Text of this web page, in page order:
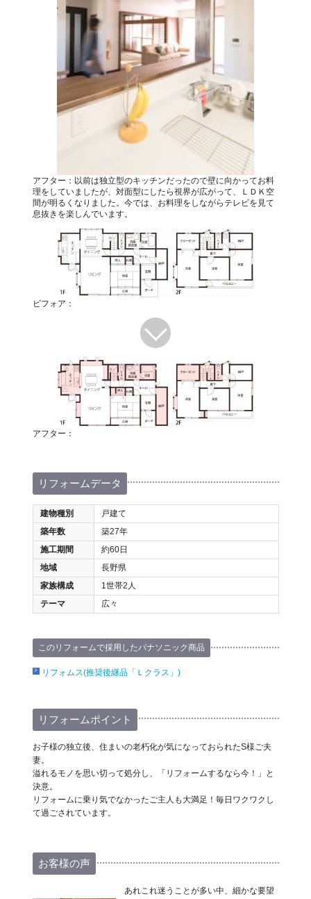
アフター：以前は独立型のキッチンだったので壁に向かってお料
理をしていましたが、対面型にしたら視界が広がって、ＬＤＫ空
間が明るくなりました。今では、お料理をしながらテレビを見て
息抜きを楽しんでいます。
ビフォア：
アフター：
リフォームデータ
建物種別
戸建て
築年数
築27年
施工期間
約60日
地域
長野県
家族構成
1世帯2人
テーマ
広々
このリフォームで採用したパナソニック商品
リフォムス(推奨後継品「Ｌクラス」)
リフォームポイント
お子様の独立後、住まいの老朽化が気になっておられたS様ご夫
妻。
溢れるモノを思い切って処分し、「リフォームするなら今！」と
決意。
リフォームに乗り気でなかったご主人も大満足！毎日ワクワクし
て過ごされています。
お客様の声
あれこれ迷うことが多い中、細かな要望